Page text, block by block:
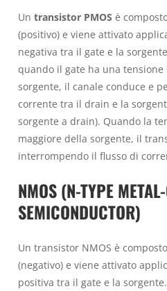
Un transistor PMOS è
(positivo) e viene attivato
negativa tra il gate e la
quando il gate ha una
sorgente, il canale conduce e
corrente tra il drain e la
sorgente a drain). Quando la
maggiore della sorgente, il
interrompendo il flusso di
NMOS (N-TYPE
SEMICONDUCTOR)
Un transistor NMOS è
(negativo) e viene attivato
positiva tra il gate e la